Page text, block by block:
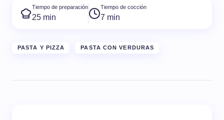
Tiempo de preparación
25 min
Tiempo de cocción
7 min
PASTA Y PIZZA PASTA CON VERDURAS